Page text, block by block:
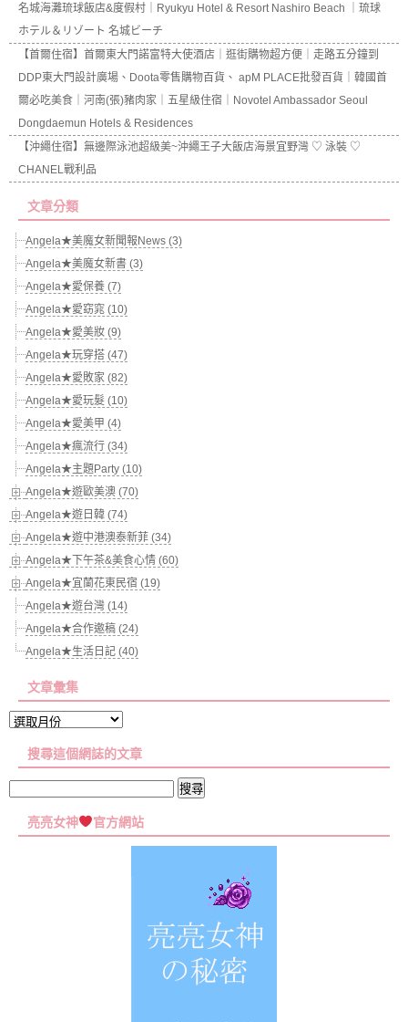
名城海灘琉球飯店&度假村｜Ryukyu Hotel & Resort Nashiro Beach ｜琉球
ホテル＆リゾート 名城ビーチ
【首爾住宿】首爾東大門諾富特大使酒店｜逛街購物超方便｜走路五分鐘到
DDP東大門設計廣場、Doota零售購物百貨、 apM PLACE批發百貨｜韓國首
爾必吃美食｜河南(張)豬肉家｜五星級住宿｜Novotel Ambassador Seoul
Dongdaemun Hotels & Residences
【沖繩住宿】無邊際泳池超級美~沖繩王子大飯店海景宜野灣 ♡ 泳裝 ♡
CHANEL戰利品
文章分類
Angela★美魔女新聞報News (3)
Angela★美魔女新書 (3)
Angela★愛保養 (7)
Angela★愛窈窕 (10)
Angela★愛美妝 (9)
Angela★玩穿搭 (47)
Angela★愛敗家 (82)
Angela★愛玩髮 (10)
Angela★愛美甲 (4)
Angela★瘋流行 (34)
Angela★主題Party (10)
Angela★遊歐美澳 (70)
Angela★遊日韓 (74)
Angela★遊中港澳泰新菲 (34)
Angela★下午茶&美食心情 (60)
Angela★宜蘭花東民宿 (19)
Angela★遊台灣 (14)
Angela★合作邀稿 (24)
Angela★生活日記 (40)
文章彙集
文
彙
搜尋這個網誌的文章
關
亮亮女神 官方網站